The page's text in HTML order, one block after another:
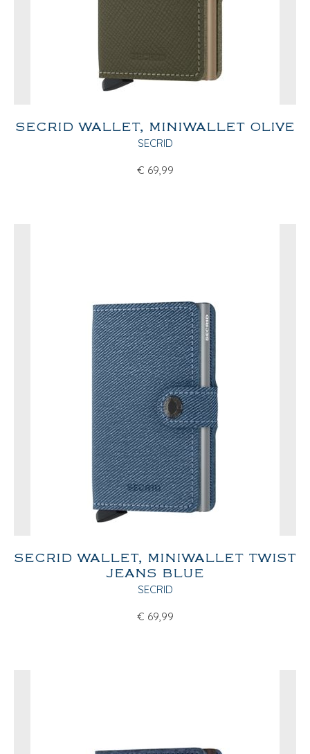
SECRID WALLET, MINIWALLET OLIVE
SECRID
€ 69,99
SECRID WALLET, MINIWALLET TWIST
JEANS BLUE
SECRID
€ 69,99